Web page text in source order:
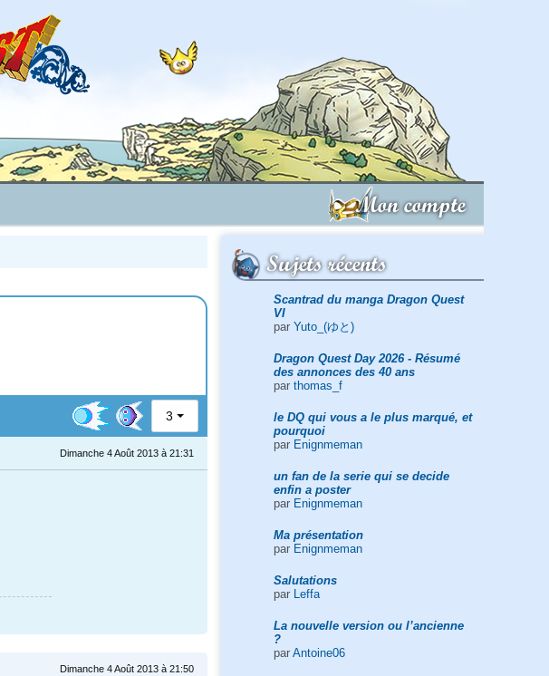
Mon compte
Sujets récents
Scantrad du manga Dragon Quest
VI
par Yuto_(ゆと)
Dragon Quest Day 2026 - Résumé
des annonces des 40 ans
par thomas_f
le DQ qui vous a le plus marqué, et
pourquoi
par Enignmeman
un fan de la serie qui se decide
enfin a poster
par Enignmeman
Ma présentation
par Enignmeman
Salutations
par
Leffa
La nouvelle version ou l’ancienne
?
par Antoine06
3
Dimanche 4 Août 2013 à 21:31
Dimanche 4 Août 2013 à 21:50